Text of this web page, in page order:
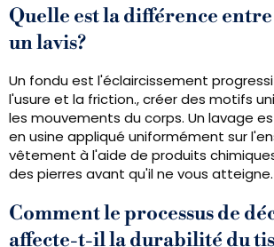
Quelle est la différence
un lavis?
Un fondu est l'éclaircissement
l'usure et la friction., créer des motifs
les mouvements du corps. Un lavage
en usine appliqué uniformément sur
vêtement à l'aide de produits
des pierres avant qu'il ne vous atteigne.
Comment le processus de
affecte-t-il la durabilité du